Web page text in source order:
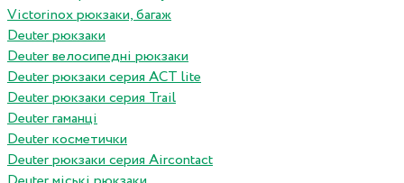
Victorinox рюкзаки, багаж
Deuter рюкзаки
Deuter велосипедні рюкзаки
Deuter рюкзаки серия ACT lite
Deuter рюкзаки серия Trail
Deuter гаманці
Deuter косметички
Deuter рюкзаки серия Aircontact